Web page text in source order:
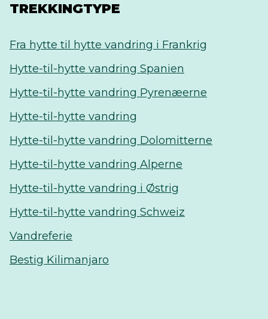
TREKKINGTYPE
Fra hytte til hytte vandring i Frankrig
Hytte-til-hytte vandring Spanien
Hytte-til-hytte vandring Pyrenæerne
Hytte-til-hytte vandring
Hytte-til-hytte vandring Dolomitterne
Hytte-til-hytte vandring Alperne
Hytte-til-hytte vandring i Østrig
Hytte-til-hytte vandring Schweiz
Vandreferie
Bestig Kilimanjaro